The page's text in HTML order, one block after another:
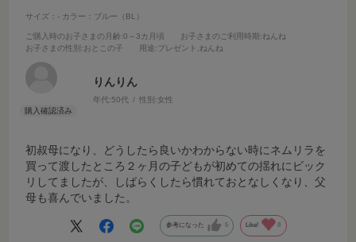
サイズ：- カラー：ブルー（BL）
ご購入時のお子さまの月齢:0～3カ月頃 お子さまのご利用時期 :ねんね
お子さまの性別 :おとこの子 用途:プレゼント,ねんね
りんりん
年代:50代 性別:女性
初叔母になり、どうしたら良いかわからない時にネムリラを
買って渡したところ２ヶ月の子どもが初めての揺れにビック
リしてましたが、しばらくしたら慣れておとなしくなり、父
母も喜んでいました。
参考になった 5 Like! 8